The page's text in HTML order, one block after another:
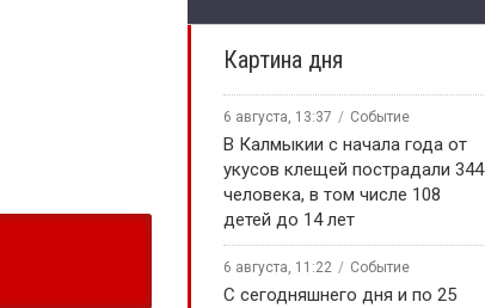
Картина дня
6 августа, 13:37 Событие
В Калмыкии с начала года от
укусов клещей пострадали 344
человека, в том числе 108
детей до 14 лет
6 августа, 11:22 Событие
С сегодняшнего дня и по 25